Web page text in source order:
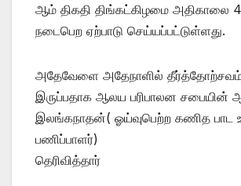
ஆம் திகதி திங்கட்கிழமை அதிகாலை
நடைபெற ஏற்பாடு செய்யப்பட்டுள்ளது.
அதேவேளை அதேநாளில்
இருப்பதாக ஆலய பரிபாலன
இலங்கநாதன்( ஓய்வுபெற்ற கணித பாட
பணிப்பாளர்)
தெரிவித்தார்